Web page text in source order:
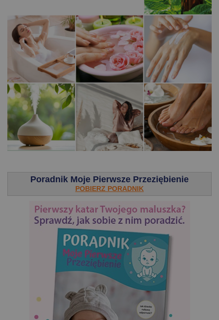
Poradnik Moje Pierwsze Przeziębienie
POBIERZ PORADNIK